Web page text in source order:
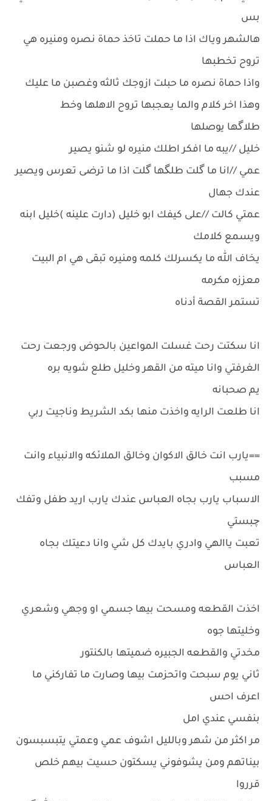
بس
هالشهر وياك اذا ما حملت تاخذ حماة نصره ومنيره هي
تروح تخطبها
واذا حماة نصره ما حبلت ازوجك ثالثه وغصبن ما عليك
وهذا اخر كلام والما يعجبها تروح الاهلها وخط
طلاگها يوصلها
خليل //يبه ما افكر اطلك منيره لو شنو يصير
عمي //انا ما گلت طلگها گلت اذا ما ترضى تعرس ويصير
عندك جهال
عمتي كالت //على كيفك ابو خليل (دارت علينه )خليل ابنه
ويسمع كلامك
يخاف الله ما يكسرلك كلمه ومنيره تبقى هي ام البيت
معززه مكرمه
تستمر القصة أدناه
انا سكتت رحت غسلت المواعين بالحوض ورجعت رحت
الغرفتي وانا ميته من القهر وخليل طلع شويه بره
يم صحبانه
انا طلعت الرايه واخذت منها بكد الشريط وناجيت ربي
==يارب انت خالق الاكوان وخالق الملائكه والانبياء وانت
مسبب
الاسباب يارب بجاه العباس عندك يارب اريد طفل وتفك
چبستي
تعبت ياالهي وادري بايدك كل شي وانا دعيتك بجاه
العباس
اخذت القطعه ومسحت بيها جسمي او وجهي وشعري
وخليتها جوه
مخدتي والقطعه الجبيره ضميتها بالكنتور
ثاني يوم سبحت واتحزمت بيها وصارت ما تفاركني ما
اعرف احس
بنفسي عندي امل
مر اكثر من شهر وبالليل اشوف عمي وعمتي يتبسبسون
بيناتهم ومن يشوفوني يسكتون حسيت بيهم خلص
قرروا